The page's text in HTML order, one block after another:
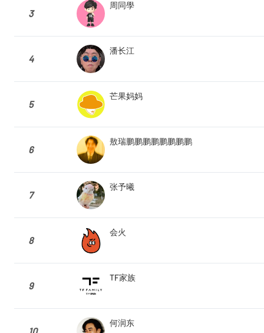
3
周同學
4
潘长江
5
芒果妈妈
6
敖瑞鹏鹏鹏鹏鹏鹏鹏鹏
7
张予曦
8
会火
9
TF家族
何润东